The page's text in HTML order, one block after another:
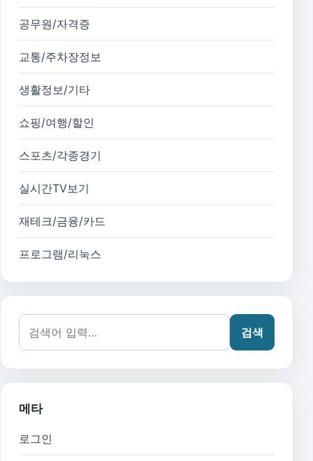
공무원/자격증
교통/주차장정보
생활정보/기타
쇼핑/여행/할인
스포츠/각종경기
실시간TV보기
재테크/금융/카드
프로그램/리눅스
검색어:
검색
메타
로그인